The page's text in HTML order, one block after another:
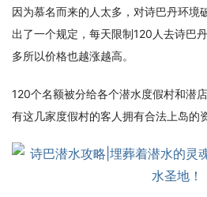
因为慕名而来的人太多，对诗巴丹环境
出了一个规定，每天限制120人去诗巴
多所以价格也越涨越高。
120个名额被分给各个潜水度假村和潜
有这几家度假村的客人拥有合法上岛的